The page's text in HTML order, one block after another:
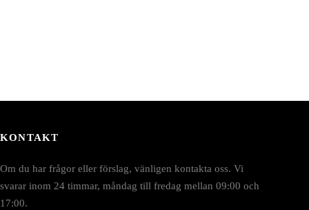
KONTAKT
Om du har frågor eller förslag, vänligen kontakta oss. Vi
svarar inom 24 timmar, måndag till fredag mellan 09:00 och
17:00.